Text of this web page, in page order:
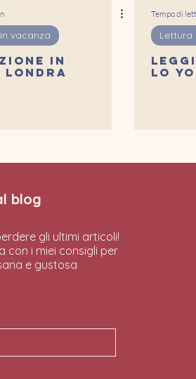
vacanza
in
Londra
Tempo di
Lettura
lo
blog
gli ultimi articoli!
con i miei consigli per
e gustosa